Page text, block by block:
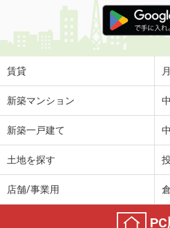
賃貸
新築マンション
新築一戸建て
土地を探す
店舗/事業用